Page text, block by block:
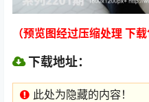
（预览图经过压缩处理 下载
下载地址：
此处为隐藏的内容！